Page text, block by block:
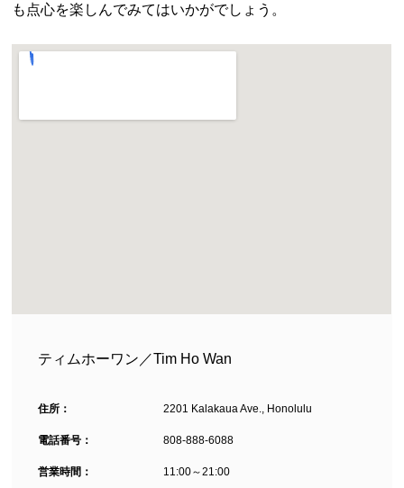
も点心を楽しんでみてはいかがでしょう。
ティムホーワン／Tim Ho Wan
住所： 2201 Kalakaua Ave., Honolulu
電話番号： 808-888-6088
営業時間： 11:00～21:00